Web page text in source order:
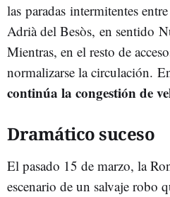
las paradas intermitentes
Adrià del Besòs, en sentido
Mientras, en el resto de
normalizarse la circulación.
continúa la congestión de
Dramático suceso
El pasado 15 de marzo, la
escenario de un salvaje robo